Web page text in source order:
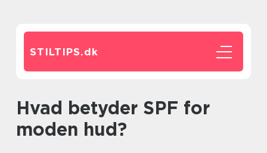
STILTIPS.dk
Hvad betyder SPF for
moden hud?